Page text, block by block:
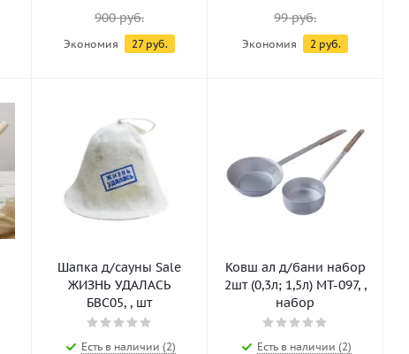
900руб.
Экономия 27руб.
99руб.
Экономия 2 руб.
Шапка д/сауны Sale
ЖИЗНЬ УДАЛАСЬ
БВС05, , шт
Есть в наличии (2)
Ковш ал д/бани набор
2шт (0,3л; 1,5л) МТ-097, ,
набор
Есть в наличии (2)